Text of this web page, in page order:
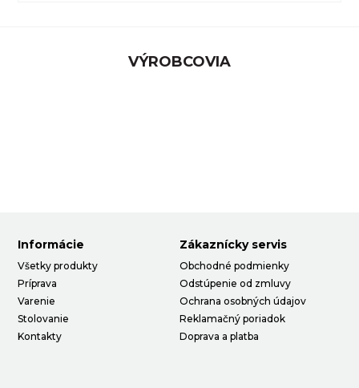
VÝROBCOVIA
Informácie
Všetky produkty
Príprava
Varenie
Stolovanie
Kontakty
Zákaznícky servis
Obchodné podmienky
Odstúpenie od zmluvy
Ochrana osobných údajov
Reklamačný poriadok
Doprava a platba